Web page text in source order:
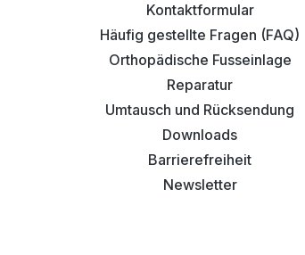
Kontaktformular
Häufig gestellte Fragen (FAQ)
Orthopädische Fusseinlage
Reparatur
Umtausch und Rücksendung
Downloads
Barrierefreiheit
Newsletter